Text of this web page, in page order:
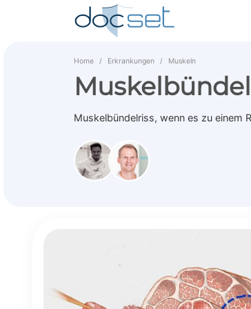
Home Erkrankungen Muskeln
Muskelbündelriss, wenn es zu einem